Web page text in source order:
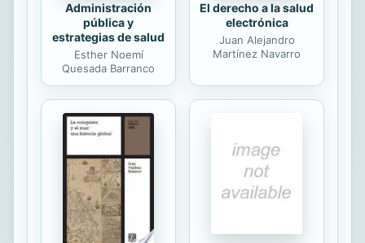
Administración
pública y
estrategias de salud
Esther Noemí
Quesada Barranco
El derecho a la salud
electrónica
Juan Alejandro
Martínez Navarro